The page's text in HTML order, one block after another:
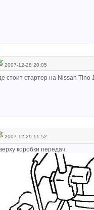
2007-12-28 20:05
стоит стартер на Nissan Tino
2007-12-29 11:52
коробки передач.